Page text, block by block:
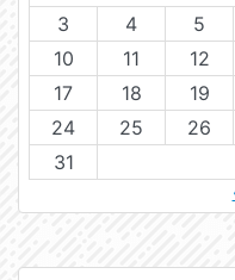
3
4 5
10
11 12
17
18 19
24
25 26
31